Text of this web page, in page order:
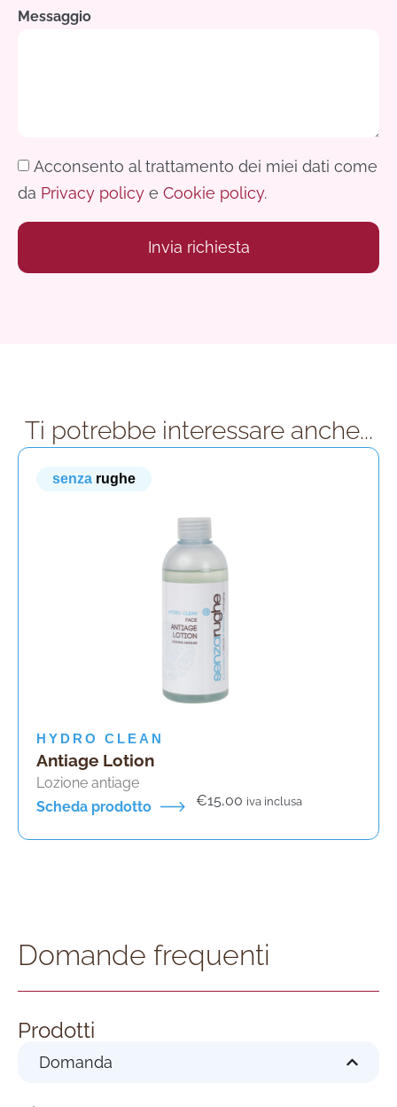
Messaggio
Acconsento al trattamento dei miei dati come
da Privacy policy e Cookie policy.
Invia richiesta
Ti potrebbe interessare anche...
senza rughe
HYDRO CLEAN
Antiage Lotion
Lozione antiage
Scheda prodotto
€15,00 iva inclusa
Domande frequenti
Prodotti
Domanda